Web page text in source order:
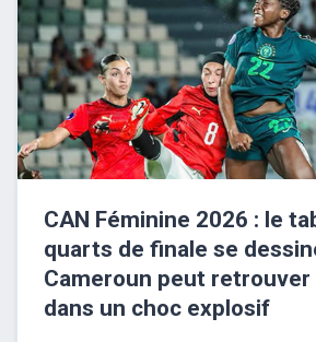
CAN Féminine 2026 : le
quarts de finale se
Cameroun peut retrouver
dans un choc explosif